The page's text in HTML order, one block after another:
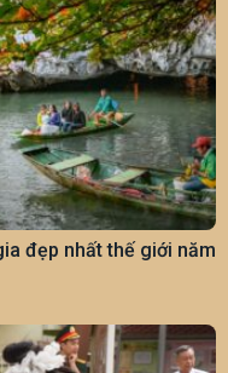
đẹp nhất thế giới năm